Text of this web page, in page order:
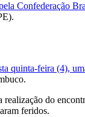
Confederação
quinta-feira (4),
realização do
feridos.